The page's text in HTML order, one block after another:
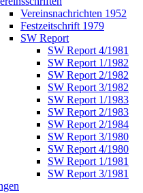
Vereinsnachrichten 1952
Festzeitschrift 1979
SW Report
SW Report 4/1981
SW Report 1/1982
SW Report 2/1982
SW Report 3/1982
SW Report 1/1983
SW Report 2/1983
SW Report 2/1984
SW Report 3/1980
SW Report 4/1980
SW Report 1/1981
SW Report 3/1981